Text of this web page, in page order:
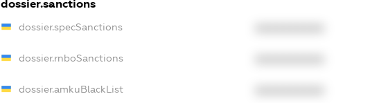
dossier.sanctions
dossier.specSanctions
dossier.rnboSanctions
dossier.amkuBlackList